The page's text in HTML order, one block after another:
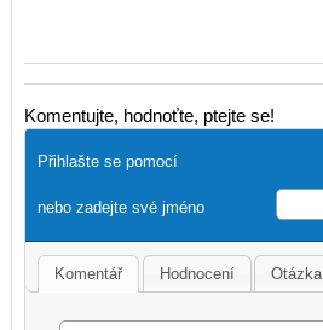
Komentujte, hodnoťte, ptejte se!
Přihlašte se pomocí
nebo zadejte své jméno
Komentář Hodnocení Otázka